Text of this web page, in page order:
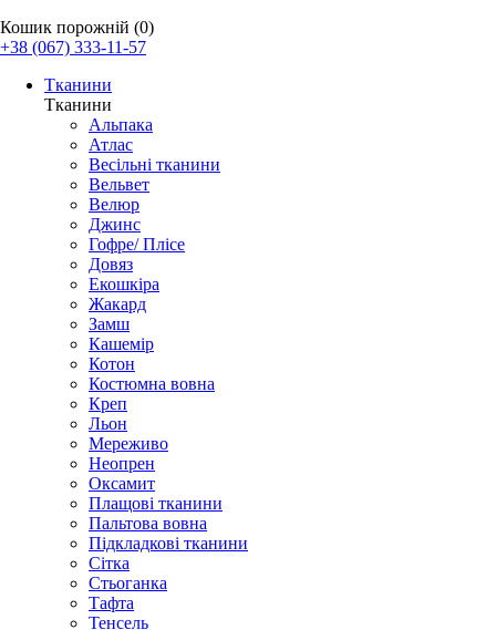
Кошик порожній (0)
+38 (067) 333-11-57
Тканини
Тканини
Альпака
Атлас
Весільні тканини
Вельвет
Велюр
Джинс
Гофре/ Плісе
Довяз
Екошкіра
Жакард
Замш
Кашемір
Котон
Костюмна вовна
Креп
Льон
Мереживо
Неопрен
Оксамит
Плащові тканини
Пальтова вовна
Підкладкові тканини
Сітка
Стьоганка
Тафта
Тенсель